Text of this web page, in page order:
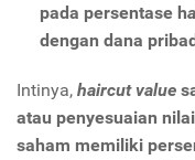
pada persentase h
dengan dana
Intinya, haircut value
atau penyesuaian
saham memiliki